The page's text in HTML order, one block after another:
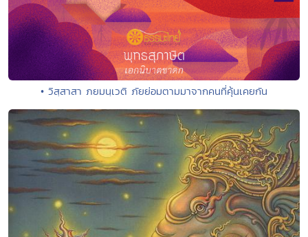
• วิสฺสาสา ภยมนฺเวติ ภัยย่อมตามมาจากคนที่คุ้นเคยกัน